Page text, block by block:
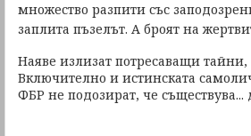
множество разпити със
заплита пъзелът. А броят на
Наяве излизат потресаващи
Включително и истинската
ФБР не подозират, че съществува...